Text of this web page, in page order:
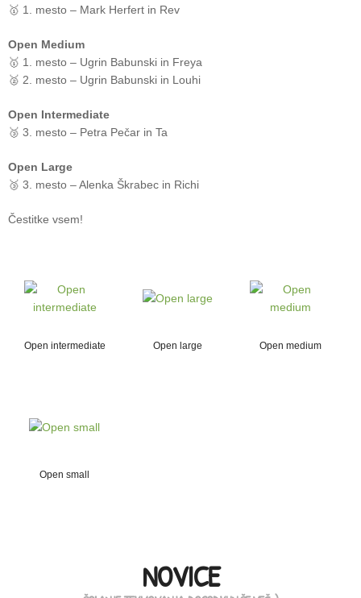
🥇 1. mesto – Mark Herfert in Rev
Open Medium
🥇 1. mesto – Ugrin Babunski in Freya
🥈 2. mesto – Ugrin Babunski in Louhi
Open Intermediate
🥉 3. mesto – Petra Pečar in Ta
Open Large
🥉 3. mesto – Alenka Škrabec in Richi
Čestitke vsem!
Open intermediate Open large Open medium
Open small
NOVICE